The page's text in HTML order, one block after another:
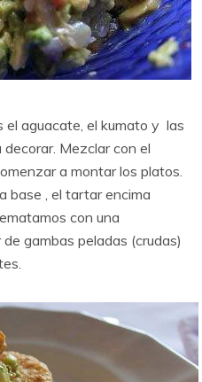
aguacate, el kumato y las
Mezclar con el
a montar los platos.
base , el tartar encima
con una
gambas peladas (crudas)